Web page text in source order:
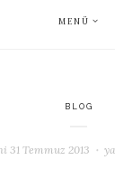
MENÜ
BLOG
31 Temmuz 2013